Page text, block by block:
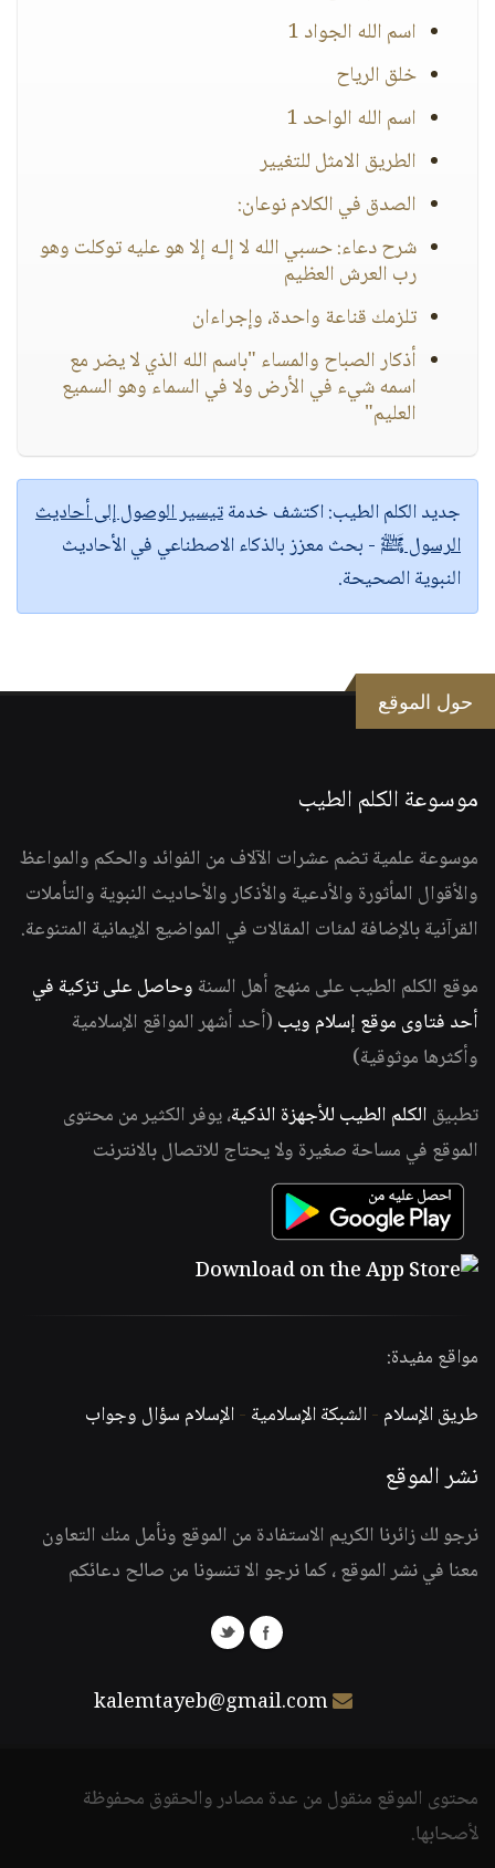
اسم الله الجواد 1
خلق الرياح
اسم الله الواحد 1
الطريق الامثل للتغيير
الصدق في الكلام نوعان:
شرح دعاء: حسبي الله لا إلـه إلا هو عليه توكلت وهو
رب العرش العظيم
تلزمك قناعة واحدة، وإجراءان
أذكار الصباح والمساء "باسم الله الذي لا يضر مع
اسمه شيء في الأرض ولا في السماء وهو السميع
العليم"
جديد الكلم الطيب:اكتشف خدمةتيسير الوصول إلى أحاديث
الرسول ﷺ - بحث معزز بالذكاء الاصطناعي في الأحاديث
النبوية الصحيحة.
حول الموقع
موسوعة الكلم الطيب
موسوعة علمية تضم عشرات الآلاف من الفوائد والحكم والمواعظ
والأقوال المأثورة والأدعية والأذكار والأحاديث النبوية والتأملات
القرآنية بالإضافة لمئات المقالات في المواضيع الإيمانية المتنوعة.
موقع الكلم الطيب على منهج أهل السنة وحاصل على تزكية في
أحد فتاوى موقع إسلام ويب (أحد أشهر المواقع الإسلامية
وأكثرها موثوقية)
تطبيق الكلم الطيب للأجهزة الذكية، يوفر الكثير من محتوى
الموقع في مساحة صغيرة ولا يحتاج للاتصال بالانترنت
مواقع مفيدة:
طريق الإسلام -الشبكة الإسلامية -الإسلام سؤال وجواب
نشر الموقع
نرجو لك زائرنا الكريم الاستفادة من الموقع ونأمل منك التعاون
معنا في نشر الموقع ، كما نرجو الا تنسونا من صالح دعائكم
kalemtayeb@gmail.com
محتوى الموقع منقول من عدة مصادر والحقوق محفوظة
لأصحابها.